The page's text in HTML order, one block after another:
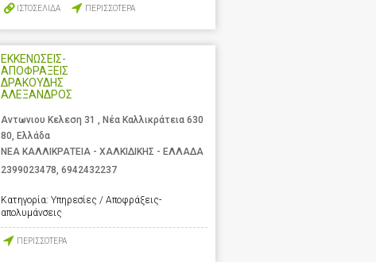
ΙΣΤΟΣΕΛΙΔΑ ΠΕΡΙΣΣΟΤΕΡΑ
ΕΚΚΕΝΩΣΕΙΣ-
ΑΠΟΦΡΑΞΕΙΣ
ΔΡΑΚΟΥΔΗΣ
ΑΛΕΞΑΝΔΡΟΣ
Αντωνιου Κελεση 31 , Νέα Καλλικράτεια 630
80, Ελλάδα
ΝΕΑ ΚΑΛΛΙΚΡΑΤΕΙΑ - ΧΑΛΚΙΔΙΚΗΣ - ΕΛΛΑΔΑ
2399023478, 6942432237
Κατηγορία: Υπηρεσίες / Αποφράξεις-
απολυμάνσεις
ΠΕΡΙΣΣΟΤΕΡΑ